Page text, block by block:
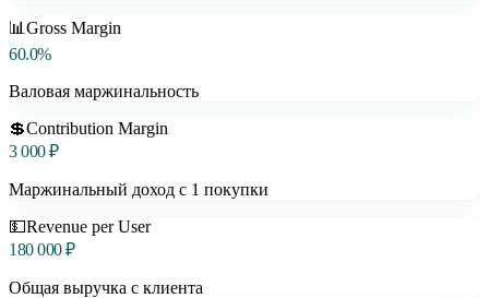
📊 Gross Margin
60.0%
Валовая маржинальность
💲Contribution Margin
3 000 ₽
Маржинальный доход с 1 покупки
💵Revenue per User
180 000 ₽
Общая выручка с клиента